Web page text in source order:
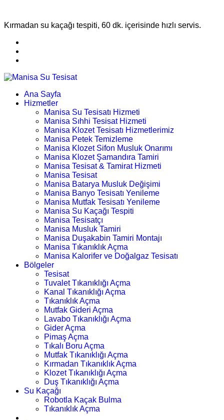
Kırmadan su kaçağı tespiti, 60 dk. içerisinde hızlı servis.
Ana Sayfa
Hizmetler
Manisa Su Tesisatı Hizmeti
Manisa Sıhhi Tesisat Hizmeti
Manisa Klozet Tesisatı Hizmetlerimiz
Manisa Petek Temizleme
Manisa Klozet Sifon Musluk Onarımı
Manisa Klozet Şamandıra Tamiri
Manisa Tesisat & Tamirat Hizmeti
Manisa Tesisat
Manisa Batarya Musluk Değişimi
Manisa Banyo Tesisatı Yenileme
Manisa Mutfak Tesisatı Yenileme
Manisa Su Kaçağı Tespiti
Manisa Tesisatçı
Manisa Musluk Tamiri
Manisa Duşakabin Tamiri Montajı
Manisa Tıkanıklık Açma
Manisa Kalorifer ve Doğalgaz Tesisatı
Bölgeler
Tesisat
Tuvalet Tıkanıklığı Açma
Kanal Tıkanıklığı Açma
Tıkanıklık Açma
Mutfak Gideri Açma
Lavabo Tıkanıklığı Açma
Gider Açma
Pimaş Açma
Tıkalı Boru Açma
Mutfak Tıkanıklığı Açma
Kırmadan Tıkanıklık Açma
Klozet Tıkanıklığı Açma
Duş Tıkanıklığı Açma
Su Kaçağı
Robotla Kaçak Bulma
Tıkanıklık Açma